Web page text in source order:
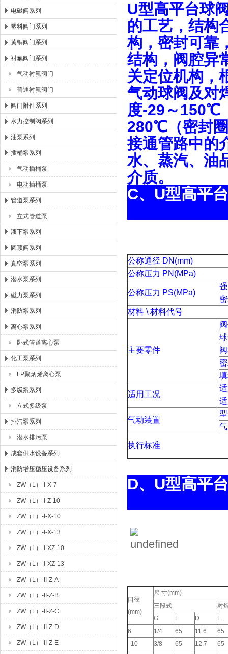
电磁阀系列
塑料阀门系列
黄铜阀门系列
衬氟阀门系列
气动衬氟阀门
普通衬氟阀门
阀门附件系列
水力控制阀系列
油泵系列
插桶泵系列
气动插桶泵
电动插桶泵
管道泵系列
立式管道泵
液下泵系列
圆顶阀系列
真空泵系列
潜水泵系列
磁力泵系列
消防泵系列
离心泵系列
卧式管道离心泵
化工泵系列
FP聚炳烯离心泵
多级泵系列
立式多级泵
排污泵系列
潜水排污泵
成套供水设备系列
消防增压稳压设备系列
ZW（L）-I-X-7
ZW（L）-I-Z-10
ZW（L）-I-X-10
ZW（L）-I-X-13
ZW（L）-I-XZ-10
ZW（L）-I-XZ-13
ZW（L）-II-Z-A
ZW（L）-II-Z-B
ZW（L）-II-Z-C
ZW（L）-II-Z-D
ZW（L）-II-Z-E
U型高平台球
的工艺，结构
构，密封可靠
结构，阀腔异
关定位机构，
气动球阀及对
度-29～150℃
280℃（密封
接通管路中的
水、蒸汽、油
介质。
C、U型高
公称通径 DN(mm)
公称压力 PN(MPa)
公称压力 PS(MPa)
材料 \ 材料代号
主要零件
适用工况
气动装置
执行标准
D、U型
口径
(mm)
尺 寸(mm)
三段式
对
G
L D
L
6
1/4 65 11.6
65
10
3/8 65 12.7
65